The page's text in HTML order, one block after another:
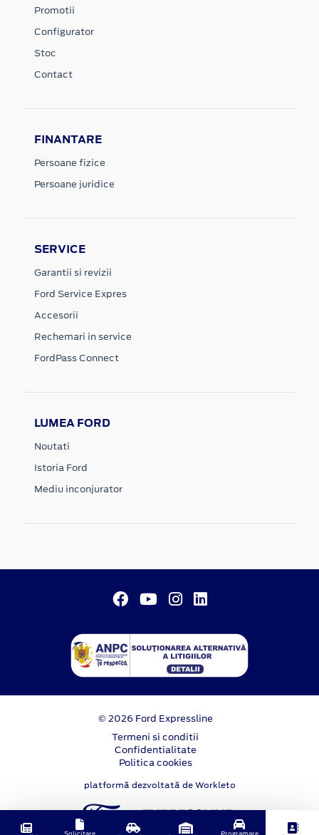
Promotii
Configurator
Stoc
Contact
FINANTARE
Persoane fizice
Persoane juridice
SERVICE
Garantii si revizii
Ford Service Expres
Accesorii
Rechemari in service
FordPass Connect
LUMEA FORD
Noutati
Istoria Ford
Mediu inconjurator
© 2026 Ford Expressline
Termeni si conditii
Confidentialitate
Politica cookies
platformă dezvoltată de Workleto